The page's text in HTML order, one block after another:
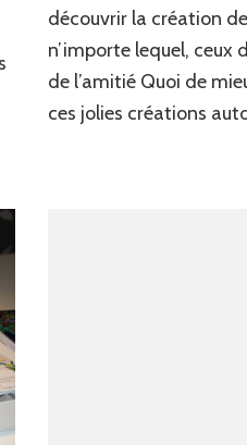
créations
Pâques
de
découvrir la création
n’importe lequel, ceux
de l’amitié Quoi de
ces jolies créations